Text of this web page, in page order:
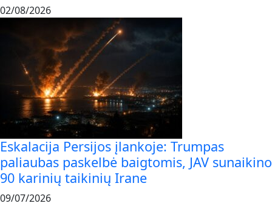
02/08/2026
Eskalacija Persijos įlankoje: Trumpas
paliaubas paskelbė baigtomis, JAV sunaikino
90 karinių taikinių Irane
09/07/2026